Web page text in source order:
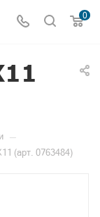
0
—
(арт. 0763484)